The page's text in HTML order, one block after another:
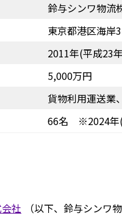
鈴与シンワ物流
東京都港区海岸
2011年(平成23
5,000万円
貨物利用運送業
66名 ※2024年(
社
（以下、鈴与シンワ